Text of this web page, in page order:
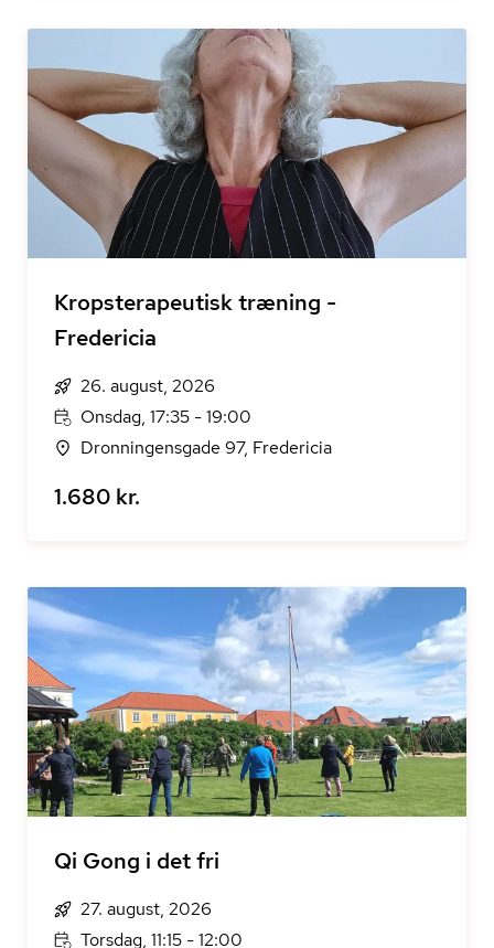
Kropsterapeutisk træning -
Fredericia
26. august, 2026
Onsdag, 17:35 - 19:00
Dronningensgade 97, Fredericia
1.680 kr.
Qi Gong i det fri
27. august, 2026
Torsdag, 11:15 - 12:00